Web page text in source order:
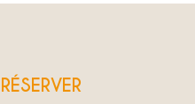
RÉSERVER